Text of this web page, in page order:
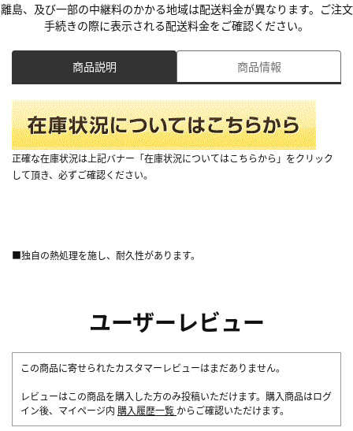
離島、及び一部の中継料のかかる地域は配送料金が異なります。ご注文
手続きの際に表示される配送料金をご確認ください。
商品説明 商品情報
正確な在庫状況は上記バナー「在庫状況についてはこちらから」をクリック
して頂き、必ずご確認ください。
■独自の熱処理を施し、耐久性があります。
ユーザーレビュー
この商品に寄せられたカスタマーレビューはまだありません。
レビューはこの商品を購入した方のみ投稿いただけます。購入商品はログ
イン後、マイページ内 購入履歴一覧 からご確認いただけます。